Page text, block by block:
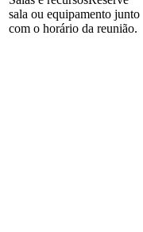
sala ou equipamento junto
com o horário da reunião.